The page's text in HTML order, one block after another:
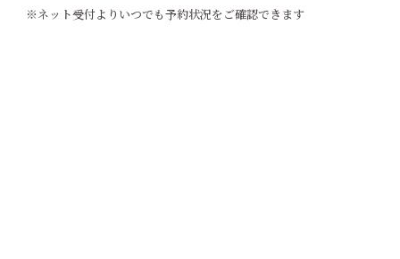
※ネット受付よりいつでも予約状況をご確認できます